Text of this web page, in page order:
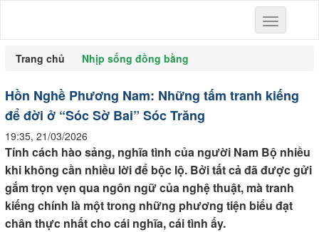
Toggle
navigation
Trang chủ
Nhịp sống đồng bằng
Hồn Nghề Phương Nam: Những tấm tranh kiếng
để đời ở “Sóc Sờ Bai” Sóc Trăng
19:35, 21/03/2026
Tính cách hào sảng, nghĩa tình của người Nam Bộ nhiều
khi không cần nhiều lời để bộc lộ. Bởi tất cả đã được gửi
gắm trọn vẹn qua ngôn ngữ của nghệ thuật, mà tranh
kiếng chính là một trong những phương tiện biểu đạt
chân thực nhất cho cái nghĩa, cái tình ấy.